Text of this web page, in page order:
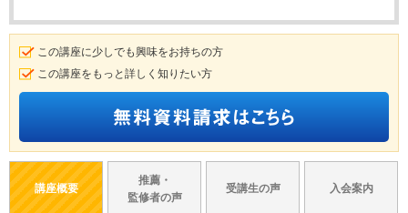
この講座に少しでも興味をお持ちの方
この講座をもっと詳しく知りたい方
講座概要
推薦・
監修者の声
受講生の声 入会案内